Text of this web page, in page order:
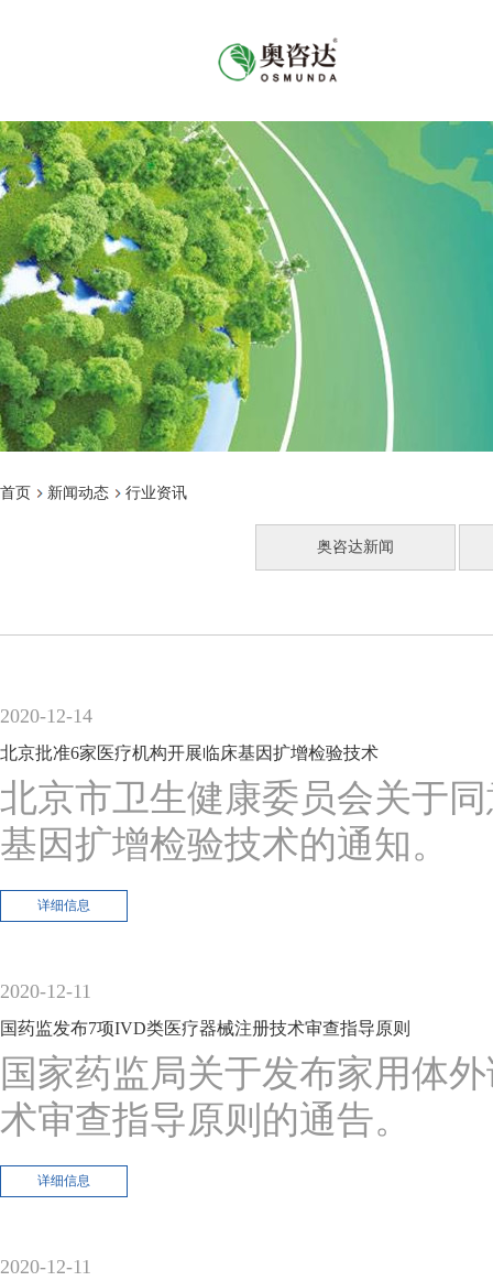
首页 新闻动态 行业资讯
奥咨达新闻
2020-12-14
北京批准6家医疗机构开展临床基因扩增检验技术
北京市卫生健康委员会关于
基因扩增检验技术的通知。
详细信息
2020-12-11
国药监发布7项IVD类医疗器械注册技术审查指导原则
国家药监局关于发布家用体
术审查指导原则的通告。
详细信息
2020-12-11